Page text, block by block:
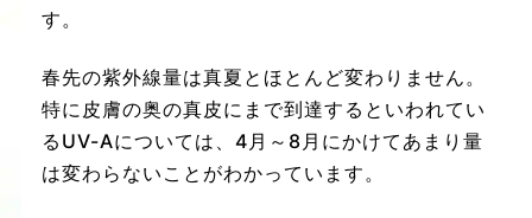
す。
春先の紫外線量は真夏とほとんど変わりません。
特に皮膚の奥の真皮にまで到達するといわれてい
る UV-Aについては、 4 月～ 8 月にかけてあまり量
は変わらないことがわかっています。